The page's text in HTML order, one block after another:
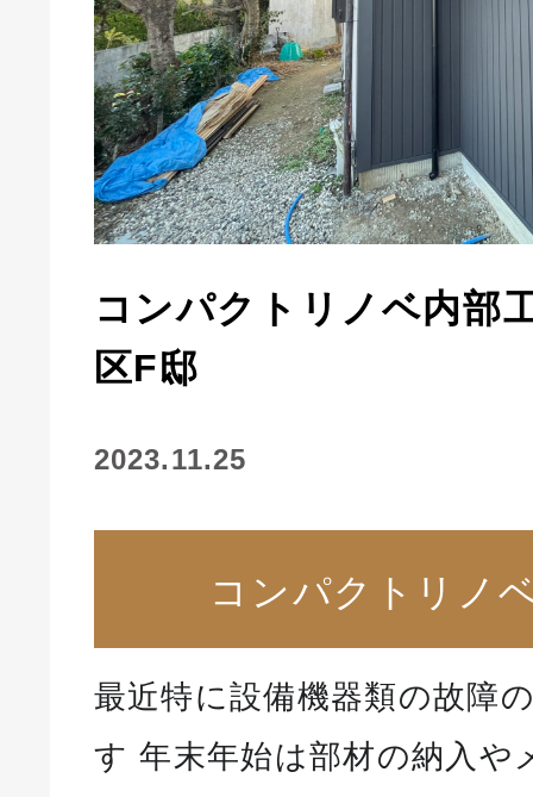
コンパクトリノベ内部
区F邸
2023.11.25
コンパクトリノ
最近特に設備機器類の故障
す 年末年始は部材の納入や